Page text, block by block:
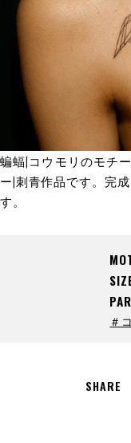
蝙蝠|コウモリのモチ
ー|刺青作品です。完
す。
＃
SHARE